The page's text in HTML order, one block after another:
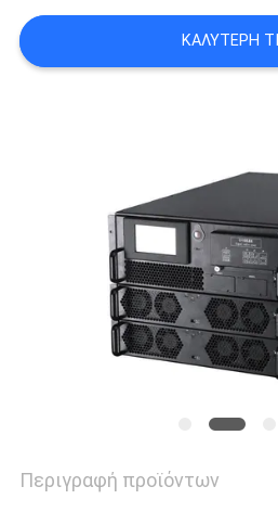
ΖΗΤΉΣΤΕ
ΠΟΛΙΤΙΚΉ
ΜΥΣΤΙΚΌΤΗΤΑΣ
ΚΑΛΎΤΕΡΗ
Περιγραφή προϊόντων